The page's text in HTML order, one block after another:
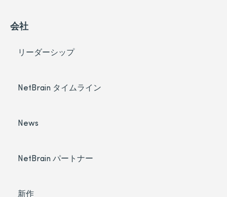
会社
リーダーシップ
NetBrain タイムライン
News
NetBrain パートナー
新作